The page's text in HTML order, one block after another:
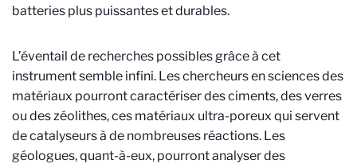
batteries plus puissantes et durables.
L’éventail de recherches possibles grâce à cet
instrument semble infini. Les chercheurs en sciences des
matériaux pourront caractériser des ciments, des verres
ou des zéolithes, ces matériaux ultra-poreux qui servent
de catalyseurs à de nombreuses réactions. Les
géologues, quant-à-eux, pourront analyser des